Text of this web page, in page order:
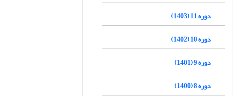
دوره 11 (1403)
دوره 10 (1402)
دوره 9 (1401)
دوره 8 (1400)